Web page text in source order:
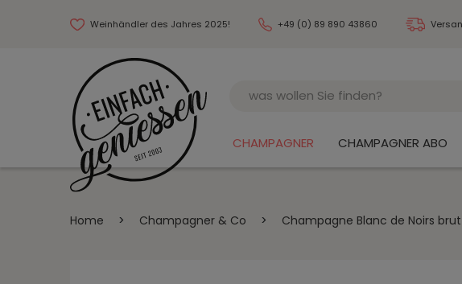
Weinhändler des Jahres 2025! +49 (0) 89 890 43860
CHAMPAGNER CHAMPAGNER ABO
Home > Champagner & Co > Champagne Blanc de Noirs